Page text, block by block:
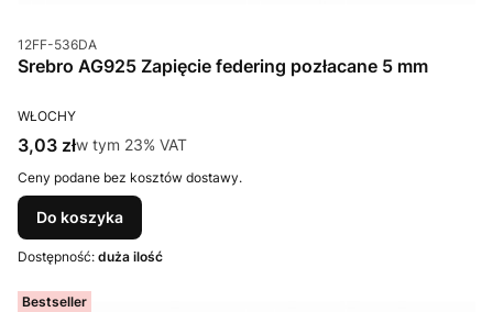
Kod produktu
12FF-536DA
Srebro AG925 Zapięcie federing pozłacane 5 mm
PRODUCENT
WŁOCHY
Cena brutto
3,03 złw tym %s VAT
w tym 23% VAT
Ceny podane bez kosztów dostawy.
Do koszyka
Dostępność: duża ilość
Bestseller